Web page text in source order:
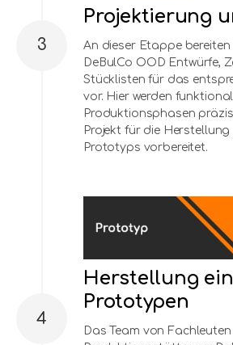
Projektierung
An dieser Etappe
DeBulCo OOD Entwürfe,
Stücklisten für das
vor. Hier werden
Produktionsphasen
Projekt für die Herstellung
Prototyps vorbereitet.
3
Herstellung
Prototypen
Das Team von
4